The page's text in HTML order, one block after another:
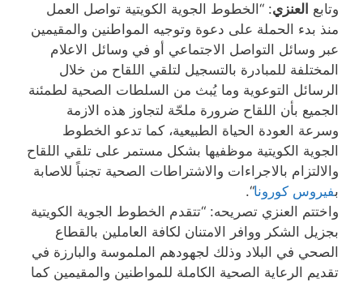
وتابع العنزي: “الخطوط الجوية الكويتية تواصل العمل
منذ بدء الحملة على دعوة وتوجيه المواطنين والمقيمين
عبر وسائل التواصل الاجتماعي أو في وسائل الاعلام
المختلفة للمبادرة بالتسجيل لتلقي اللقاح من خلال
الرسائل التوعوية وما يُبث من السلطات الصحية لطمئنة
الجميع بأن اللقاح ضرورة ملحّة لتجاوز هذه الازمة
وسرعة العودة الحياة الطبيعية، كما تدعو الخطوط
الجوية الكويتية موظفيها بشكل مستمر على تلقي اللقاح
والالتزام بالاجراءات والاشتراطات الصحية تجنباً للاصابة
بفيروس كورونا“.
واختتم العنزي تصريحه: “تتقدم الخطوط الجوية الكويتية
بجزيل الشكر ووافر الامتنان لكافة العاملين بالقطاع
الصحي في البلاد وذلك لجهودهم الملموسة والبارزة في
تقديم الرعاية الصحية الكاملة للمواطنين والمقيمين كما